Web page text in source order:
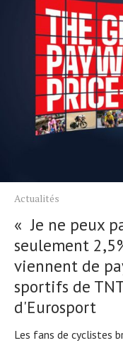
Actualités
« Je ne peux
seulement
viennent de
sportifs de
d'Eurosport
Les fans de cyclistes